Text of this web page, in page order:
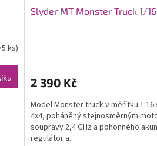
ks)
Slyder MT Monster Truck 1/
2 390 Kč
Model Monster truck v měřítku
4x4, poháněný stejnosměrným
soupravy 2,4 GHz a pohonného
regulátor a...